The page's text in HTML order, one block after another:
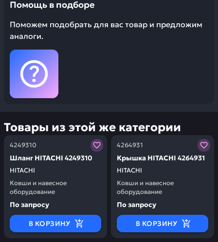
Помощь в подборе
Поможем подобрать для вас товар и предложим
аналоги.
Товары из этой же категории
4249310
HITACHI
Шланг HITACHI 4249310
Ковши и навесное
оборудование
Заказывая запчасти у нас, вы получаете гарантию
По запросу
В КОРЗИНУ
4264931
HITACHI
Крышка HITACHI 4264931
Ковши и навесное
оборудование
Заказывая запчасти у
По запросу
В КОРЗИНУ